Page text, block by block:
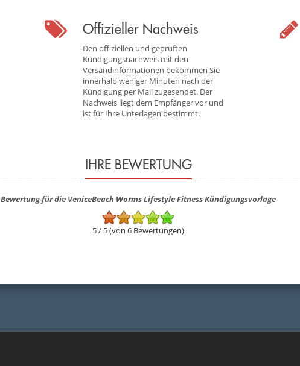
Offizieller Nachweis
Den offiziellen und geprüften
Kündigungsnachweis mit den
Versandinformationen bekommen Sie
innerhalb weniger Minuten nach der
Kündigung per Mail zugesendet. Der
Nachweis liegt dem Empfänger vor und
ist für Ihre Unterlagen bestimmt.
IHRE BEWERTUNG
Bewertung für die VeniceBeach Worms Lifestyle Fitness Kündigungsvorlage
5 / 5 (von 6 Bewertungen)